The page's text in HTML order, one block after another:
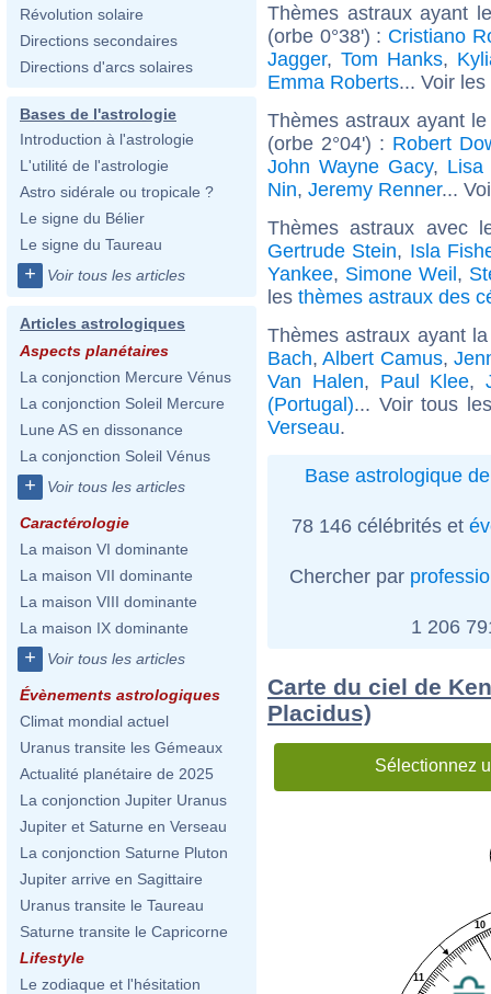
Révolution solaire
Directions secondaires
Directions d'arcs solaires
Bases de l'astrologie
Introduction à l'astrologie
L'utilité de l'astrologie
Astro sidérale ou tropicale ?
Le signe du Bélier
Le signe du Taureau
+ Voir tous les articles
Articles astrologiques
Aspects planétaires
La conjonction Mercure Vénus
La conjonction Soleil Mercure
Lune AS en dissonance
La conjonction Soleil Vénus
+ Voir tous les articles
Caractérologie
La maison VI dominante
La maison VII dominante
La maison VIII dominante
La maison IX dominante
+ Voir tous les articles
Évènements astrologiques
Climat mondial actuel
Uranus transite les Gémeaux
Actualité planétaire de 2025
La conjonction Jupiter Uranus
Jupiter et Saturne en Verseau
La conjonction Saturne Pluton
Jupiter arrive en Sagittaire
Uranus transite le Taureau
Saturne transite le Capricorne
Lifestyle
Le zodiaque et l'hésitation
Thèmes astraux ayant
(orbe 0°38') : Cristiano
Jagger, Tom Hanks,
Emma Roberts... Voir les
Thèmes astraux ayant
(orbe 2°04') : Robert
John Wayne Gacy, Lisa
Nin, Jeremy Renner...
Thèmes astraux avec
Gertrude Stein, Isla
Yankee, Simone Weil,
les thèmes astraux des
Thèmes astraux ayant
Bach,Albert Camus,
Van Halen, Paul Klee,
(Portugal)... Voir tous
Verseau.
Base astrologique
78 146 célébrités et
Chercher par
1 206
Carte du ciel de
Placidus)
Sélectionnez
10
11